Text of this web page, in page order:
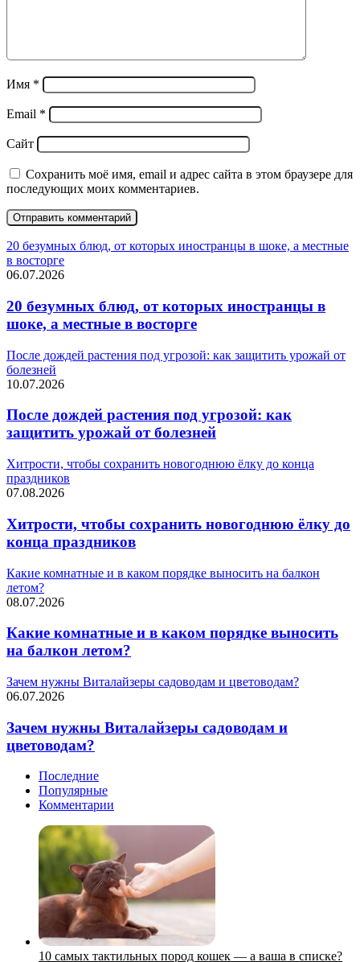
Имя *
Email *
Сайт
Сохранить моё имя, email и адрес сайта в этом браузере для
последующих моих комментариев.
20 безумных блюд, от которых иностранцы в шоке, а местные
в восторге
06.07.2026
20 безумных блюд, от которых иностранцы в
шоке, а местные в восторге
После дождей растения под угрозой: как защитить урожай от
болезней
10.07.2026
После дождей растения под угрозой: как
защитить урожай от болезней
Хитрости, чтобы сохранить новогоднюю ёлку до конца
праздников
07.08.2026
Хитрости, чтобы сохранить новогоднюю ёлку до
конца праздников
Какие комнатные и в каком порядке выносить на балкон
летом?
08.07.2026
Какие комнатные и в каком порядке выносить
на балкон летом?
Зачем нужны Виталайзеры садоводам и цветоводам?
06.07.2026
Зачем нужны Виталайзеры садоводам и
цветоводам?
Последние
Популярные
Комментарии
10 самых тактильных пород кошек — а ваша в списке?